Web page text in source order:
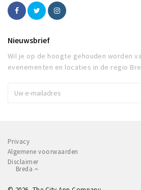
Nieuwsbrief
Wil je op de hoogte gehouden worden
evenementen en locaties in de regio
Privacy
Algemene voorwaarden
Disclaimer
Breda